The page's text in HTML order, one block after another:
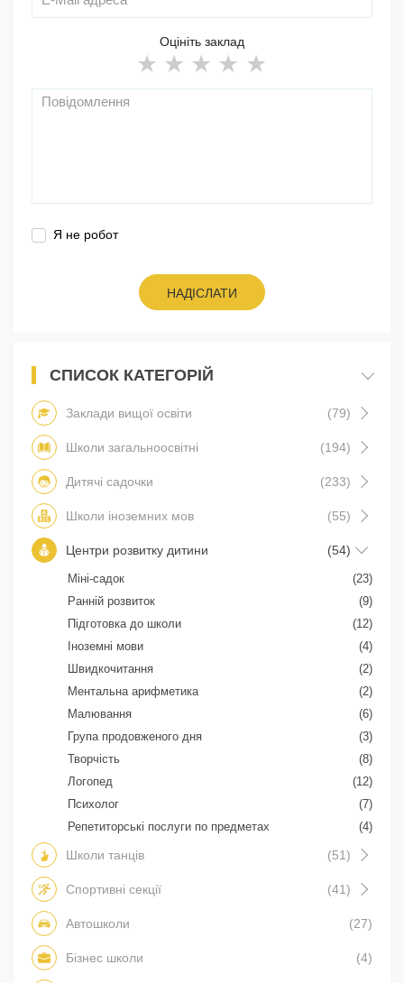
Оцініть заклад
Я не робот
НАДІСЛАТИ
СПИСОК КАТЕГОРІЙ
Заклади вищої освіти (79)
Школи загальноосвітні (194)
Дитячі садочки (233)
Школи іноземних мов (55)
Центри розвитку дитини (54)
Міні-садок
(23)
Ранній розвиток
(9)
Підготовка до школи
(12)
Іноземні мови
(4)
Швидкочитання
(2)
Ментальна арифметика
(2)
Малювання
(6)
Група продовженого дня
(3)
Творчість
(8)
Логопед
(12)
Психолог
(7)
Репетиторські послуги по предметах
(4)
Школи танців (51)
Спортивні секції (41)
Автошколи (27)
Бізнес школи (4)